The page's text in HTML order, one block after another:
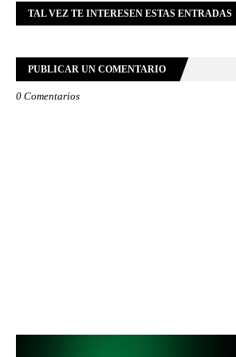
TAL VEZ TE INTERESEN ESTAS ENTRADAS
PUBLICAR UN COMENTARIO
0 Comentarios